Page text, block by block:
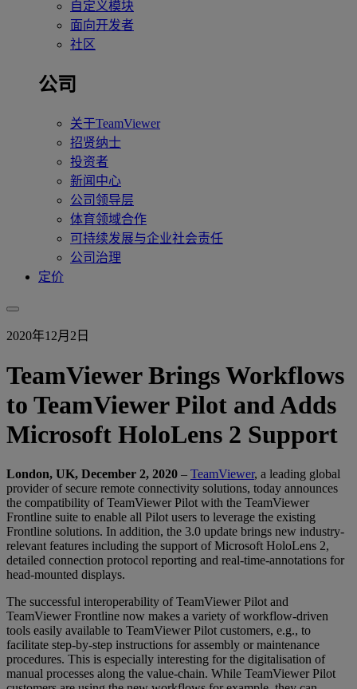
自定义模块
面向开发者
社区
公司
关于TeamViewer
招贤纳士
投资者
新闻中心
公司领导层
体育领域合作
可持续发展与企业社会责任
公司治理
定价
2020年12月2日
TeamViewer Brings Workflows
to TeamViewer Pilot and Adds
Microsoft HoloLens 2 Support
London, UK, December 2, 2020 – TeamViewer, a leading global
provider of secure remote connectivity solutions, today announces
the compatibility of TeamViewer Pilot with the TeamViewer
Frontline suite to enable all Pilot users to leverage the existing
Frontline solutions. In addition, the 3.0 update brings new industry-
relevant features including the support of Microsoft HoloLens 2,
detailed connection protocol reporting and real-time-annotations for
head-mounted displays.
The successful interoperability of TeamViewer Pilot and
TeamViewer Frontline now makes a variety of workflow-driven
tools easily available to TeamViewer Pilot customers, e.g., to
facilitate step-by-step instructions for assembly or maintenance
procedures. This is especially interesting for the digitalisation of
manual processes along the value-chain. While TeamViewer Pilot